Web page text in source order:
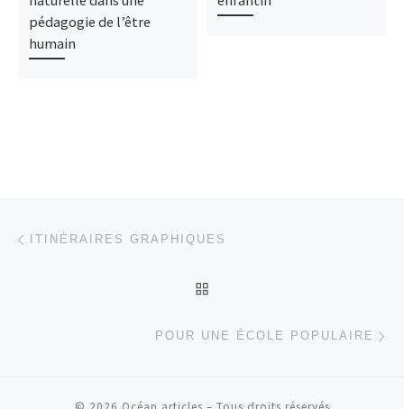
pédagogie de l’être
humain
Parcourir les articles
ITINÉRAIRES GRAPHIQUES
POUR UNE ÉCOLE POPULAIRE